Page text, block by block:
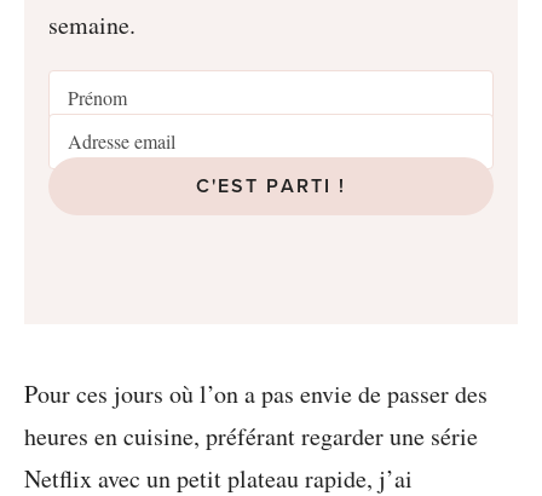
semaine.
C'EST PARTI !
Pour ces jours où l’on a pas envie de passer des
heures en cuisine, préférant regarder une série
Netflix avec un petit plateau rapide, j’ai